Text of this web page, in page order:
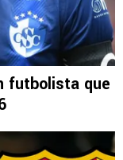
futbolista que